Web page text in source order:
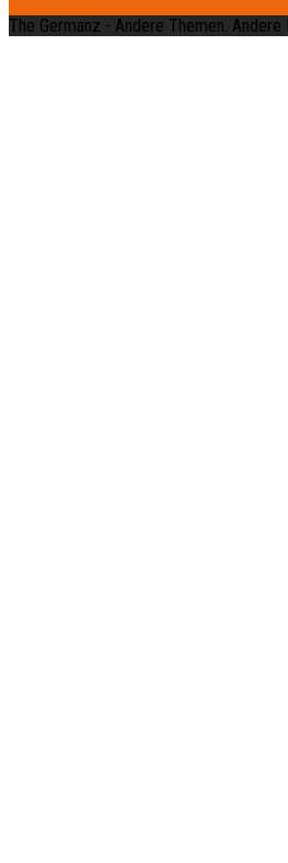
The Germanz - Andere Themen.